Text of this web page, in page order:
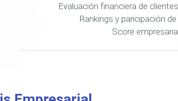
Evaluación financiera de
Rankings y paricipación
Score